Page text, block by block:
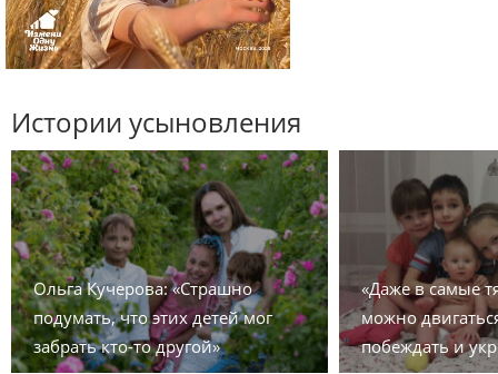
Истории усыновления
Ольга Кучерова: «Страшно
подумать, что этих детей мог
забрать кто-то другой»
«Даже в самые
можно
побеждать и